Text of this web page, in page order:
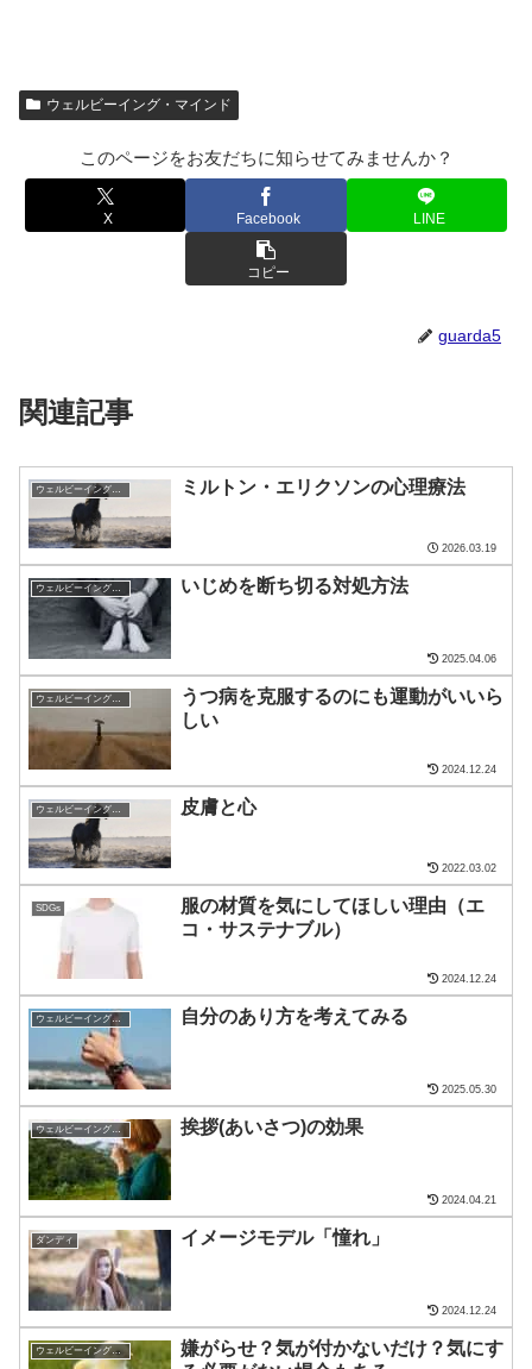
ウェルビーイング・マインド
このページをお友だちに知らせてみませんか？
X Facebook LINE
コピー
guarda5
関連記事
ウェルビーイング・マインド ミルトン・エリクソンの心理療法
2026.03.19
ウェルビーイング・マインド いじめを断ち切る対処方法
2025.04.06
ウェルビーイング・マインド
うつ病を克服するのにも運動がいいら
しい
2024.12.24
ウェルビーイング・マインド 皮膚と心
2022.03.02
SDGs
服の材質を気にしてほしい理由（エ
コ・サステナブル）
2024.12.24
ウェルビーイング・マインド 自分のあり方を考えてみる
2025.05.30
ウェルビーイング・マインド 挨拶(あいさつ)の効果
2024.04.21
ダンディ イメージモデル「憧れ」
2024.12.24
ウェルビーイング・マインド
嫌がらせ？気が付かないだけ？気にす